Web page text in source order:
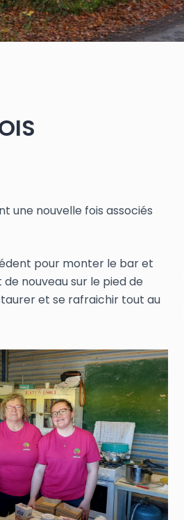
une nouvelle fois associés
pour monter le bar et
nouveau sur le pied de
et se rafraichir tout au